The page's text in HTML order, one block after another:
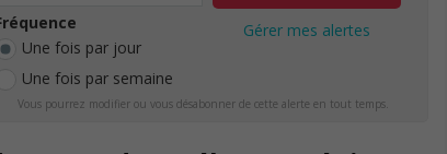
Une fois par jour
Une fois par semaine
Gérer mes alertes
Vous pourrez modifier ou vous désabonner de cette alerte en tout temps.